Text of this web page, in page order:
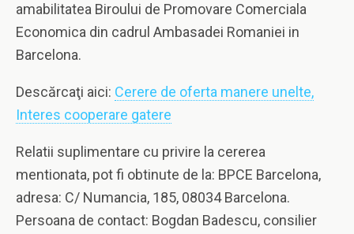
amabilitatea Biroului de Promovare Comerciala
Economica din cadrul Ambasadei Romaniei in
Barcelona.
Descărcaţi aici: Cerere de oferta manere unelte,
Interes cooperare gatere
Relatii suplimentare cu privire la cererea
mentionata, pot fi obtinute de la: BPCE Barcelona,
adresa: C/ Numancia, 185, 08034 Barcelona.
Persoana de contact: Bogdan Badescu, consilier